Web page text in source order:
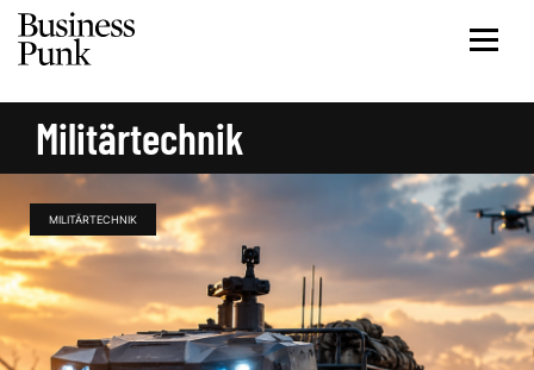
Militärtechnik
MILITÄRTECHNIK